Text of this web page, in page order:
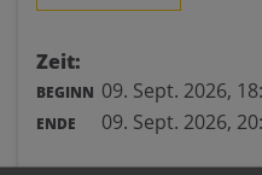
Zeit:
BEGINN 09. Sept. 2026,
ENDE 09. Sept. 2026,